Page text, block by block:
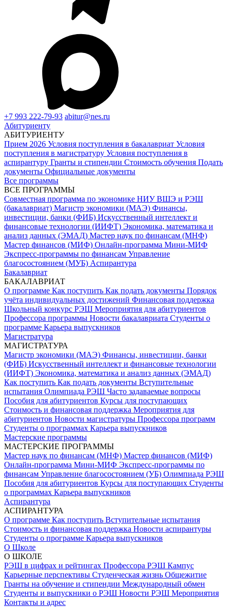
+7 993 222-79-93 abitur@nes.ru
Абитуриенту
АБИТУРИЕНТУ
Прием 2026 Условия поступления в бакалавриат Условия
поступления в магистратуру Условия поступления в
аспирантуру Гранты и стипендии Стоимость обучения Подать
документы Официальные документы
Все программы
ВСЕ ПРОГРАММЫ
Совместная программа по экономике НИУ ВШЭ и РЭШ
(бакалавриат) Магистр экономики (МАЭ) Финансы,
инвестиции, банки (ФИБ) Искусственный интеллект и
финансовые технологии (ИИФТ) Экономика, математика и
анализ данных (ЭМАД) Мастер наук по финансам (МНФ)
Мастер финансов (МИФ) Онлайн-программа Мини-МИФ
Экспресс-программы по финансам Управление
благосостоянием (МУБ) Аспирантура
Бакалавриат
БАКАЛАВРИАТ
О программе Как поступить Как подать документы Порядок
учёта индивидуальных достижений Финансовая поддержка
Школьный конкурс РЭШ Мероприятия для абитуриентов
Профессора программы Новости бакалавриата Студенты о
программе Карьера выпускников
Магистратура
МАГИСТРАТУРА
Магистр экономики (МАЭ) Финансы, инвестиции, банки
(ФИБ) Искусственный интеллект и финансовые технологии
(ИИФТ) Экономика, математика и анализ данных (ЭМАД)
Как поступить Как подать документы Вступительные
испытания Олимпиада РЭШ Часто задаваемые вопросы
Пособия для абитуриентов Курсы для поступающих
Стоимость и финансовая поддержка Мероприятия для
абитуриентов Новости магистратуры Профессора программ
Студенты о программах Карьера выпускников
Мастерские программы
МАСТЕРСКИЕ ПРОГРАММЫ
Мастер наук по финансам (МНФ) Мастер финансов (МИФ)
Онлайн-программа Мини-МИФ Экспресс-программы по
финансам Управление благосостоянием (УБ) Олимпиада РЭШ
Пособия для абитуриентов Курсы для поступающих Студенты
о программах Карьера выпускников
Аспирантура
АСПИРАНТУРА
О программе Как поступить Вступительные испытания
Стоимость и финансовая поддержка Новости аспирантуры
Студенты о программе Карьера выпускников
О Школе
О ШКОЛЕ
РЭШ в цифрах и рейтингах Профессора РЭШ Кампус
Карьерные перспективы Студенческая жизнь Общежитие
Гранты на обучение и стипендии Международный обмен
Студенты и выпускники о РЭШ Новости РЭШ Мероприятия
Контакты и адрес